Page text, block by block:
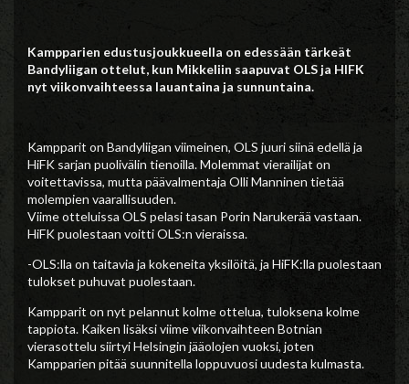
Kampparien edustusjoukkueella on edessään tärkeät
Bandyliigan ottelut, kun Mikkeliin saapuvat OLS ja HIFK
nyt viikonvaihteessa lauantaina ja sunnuntaina.
Kampparit on Bandyliigan viimeinen, OLS juuri siinä edellä ja
HiFK sarjan puolivälin tienoilla. Molemmat vierailijat on
voitettavissa, mutta päävalmentaja Olli Manninen tietää
molempien vaarallisuuden.
Viime otteluissa OLS pelasi tasan Porin Narukerää vastaan.
HiFK puolestaan voitti OLS:n vieraissa.
-OLS:lla on taitavia ja kokeneita yksilöitä, ja HiFK:lla puolestaan
tulokset puhuvat puolestaan.
Kampparit on nyt pelannut kolme ottelua, tuloksena kolme
tappiota. Kaiken lisäksi viime viikonvaihteen Botnian
vierasottelu siirtyi Helsingin jääolojen vuoksi, joten
Kampparien pitää suunnitella loppuvuosi uudesta kulmasta.